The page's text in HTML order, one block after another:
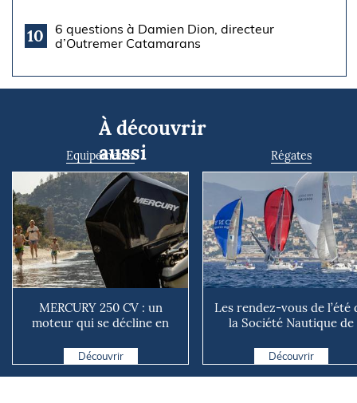
10
6 questions à Damien Dion, directeur
d’Outremer Catamarans
À découvrir
aussi
Equipements
MERCURY 250 CV : un
moteur qui se décline en
Découvrir
Régates
Les rendez-vous de l’été
la Société Nautique de
Découvrir